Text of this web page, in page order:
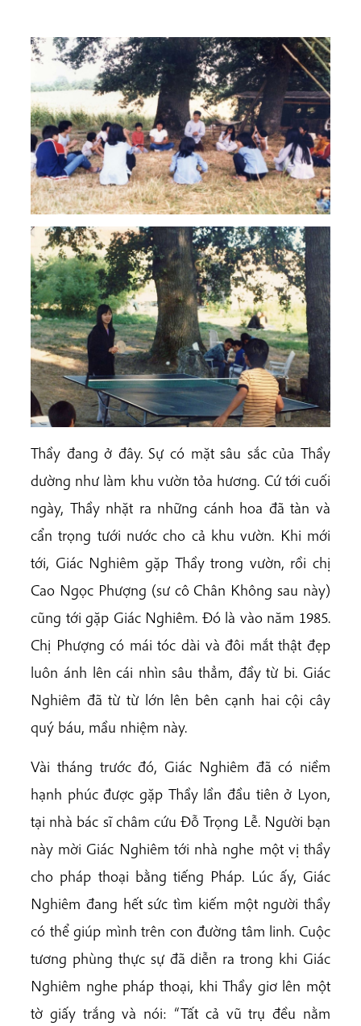
Thầy đang ở đây. Sự có mặt sâu sắc của Thầy
dường như làm khu vườn tỏa hương. Cứ tới cuối
ngày, Thầy nhặt ra những cánh hoa đã tàn và
cẩn trọng tưới nước cho cả khu vườn. Khi mới
tới, Giác Nghiêm gặp Thầy trong vườn, rồi chị
Cao Ngọc Phượng (sư cô Chân Không sau này)
cũng tới gặp Giác Nghiêm. Đó là vào năm 1985.
Chị Phượng có mái tóc dài và đôi mắt thật đẹp
luôn ánh lên cái nhìn sâu thẳm, đầy từ bi. Giác
Nghiêm đã từ từ lớn lên bên cạnh hai cội cây
quý báu, mầu nhiệm này.
Vài tháng trước đó, Giác Nghiêm đã có niềm
hạnh phúc được gặp Thầy lần đầu tiên ở Lyon,
tại nhà bác sĩ châm cứu Đỗ Trọng Lễ. Người bạn
này mời Giác Nghiêm tới nhà nghe một vị thầy
cho pháp thoại bằng tiếng Pháp. Lúc ấy, Giác
Nghiêm đang hết sức tìm kiếm một người thầy
có thể giúp mình trên con đường tâm linh. Cuộc
tương phùng thực sự đã diễn ra trong khi Giác
Nghiêm nghe pháp thoại, khi Thầy giơ lên một
tờ giấy trắng và nói: “Tất cả vũ trụ đều nằm